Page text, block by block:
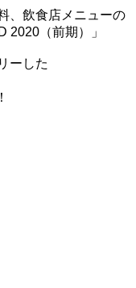
、飲食店メニューの
2020（前期）」
ーした